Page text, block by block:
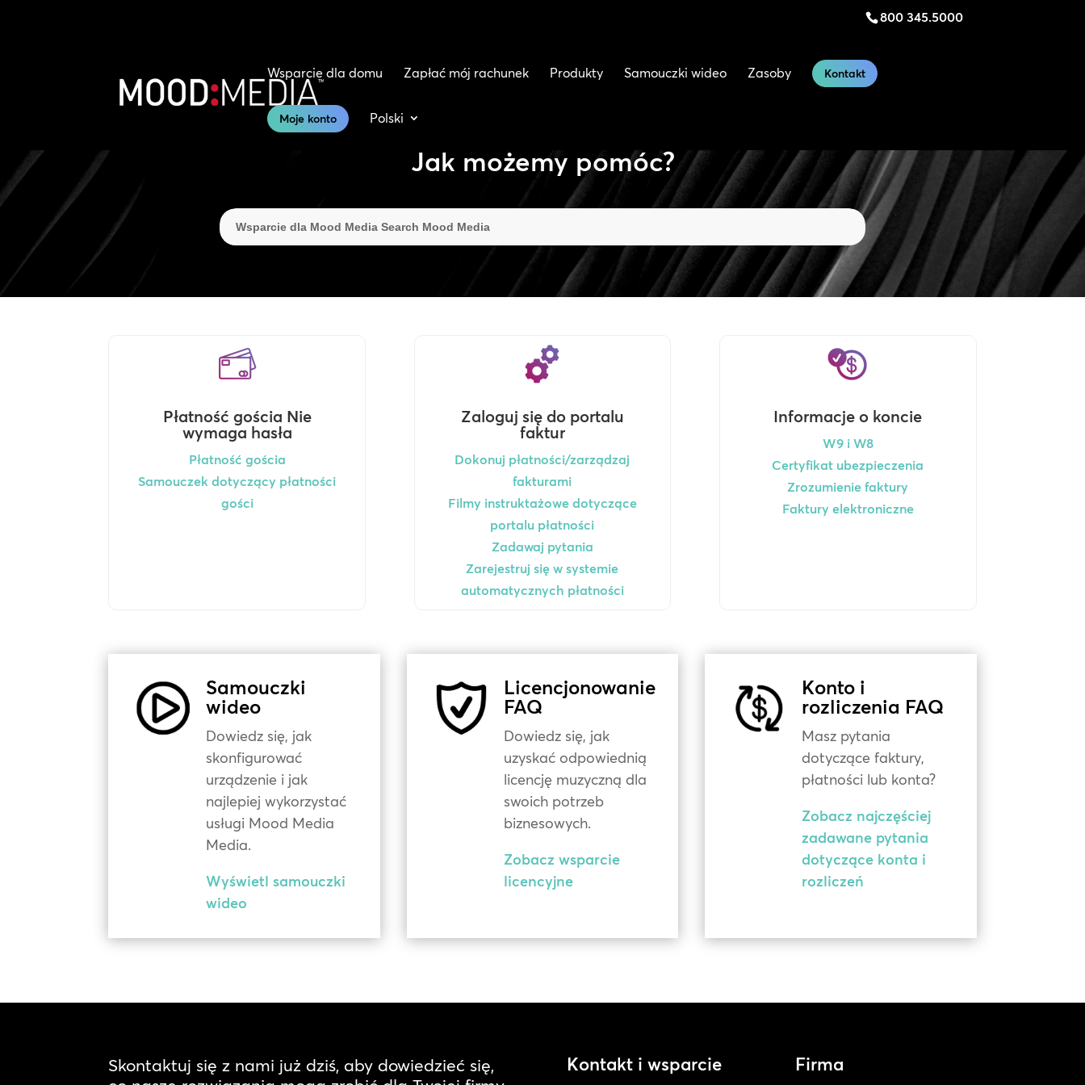
800 345.5000
Wsparcie dla domu Zapłać mój rachunek Produkty Samouczki wideo Zasoby Kontakt
Moje konto Polski
Jak możemy pomóc?
Płatność gościa Nie
wymaga hasła
Płatność gościa
Samouczek dotyczący płatności
gości
Zaloguj się do portalu
faktur
Dokonuj płatności/zarządzaj
fakturami
Filmy instruktażowe dotyczące
portalu płatności
Zadawaj pytania
Zarejestruj się w systemie
automatycznych płatności
Informacje o koncie
W9 i W8
Certyfikat ubezpieczenia
Zrozumienie faktury
Faktury elektroniczne
Samouczki
wideo
Dowiedz się, jak
skonfigurować
urządzenie i jak
najlepiej wykorzystać
usługi Mood Media
Media.
Wyświetl samouczki
wideo
Licencjonowanie
FAQ
Dowiedz się, jak
uzyskać odpowiednią
licencję muzyczną dla
swoich potrzeb
biznesowych.
Zobacz wsparcie
licencyjne
Konto i
rozliczenia FAQ
Masz pytania
dotyczące faktury,
płatności lub konta?
Zobacz najczęściej
zadawane pytania
dotyczące konta i
rozliczeń
Skontaktuj się z nami już dziś, aby dowiedzieć się,
Kontakt i wsparcie Firma